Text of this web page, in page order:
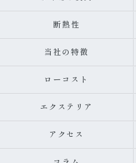
断熱性
当社の特徴
ローコスト
エクステリア
アクセス